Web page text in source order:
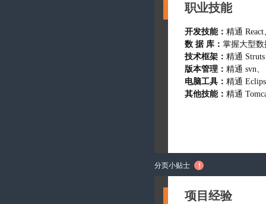
职业技能
开发技能：精通
数 据 库：掌握大型
技术框架：精通
版本管理：精通 svn
电脑工具：精通
其他技能：精通
项目经验
分页小贴士 